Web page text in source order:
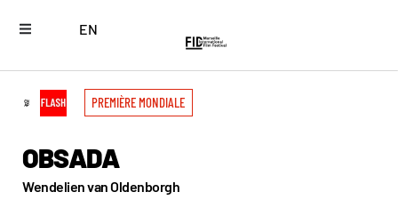
EN
PREMIÈRE MONDIALE
OBSADA
Wendelien van Oldenborgh